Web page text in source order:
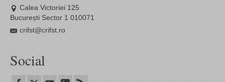
Calea Victoriei 125
București Sector 1 010071
crifst@crifst.ro
Social